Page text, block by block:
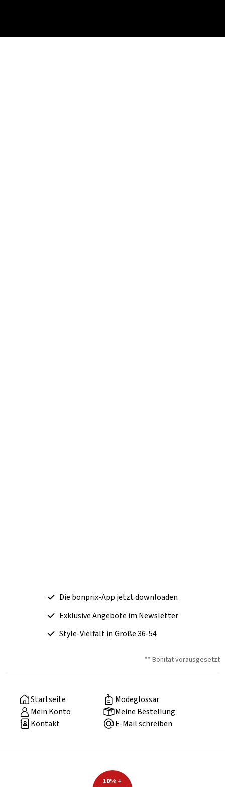
Die bonprix-App jetzt downloaden
Exklusive Angebote im Newsletter
Style-Vielfalt in Größe 36-54
** Bonität vorausgesetzt
Startseite
Modeglossar
Mein Konto
Meine Bestellung
Kontakt
E-Mail schreiben
10% +